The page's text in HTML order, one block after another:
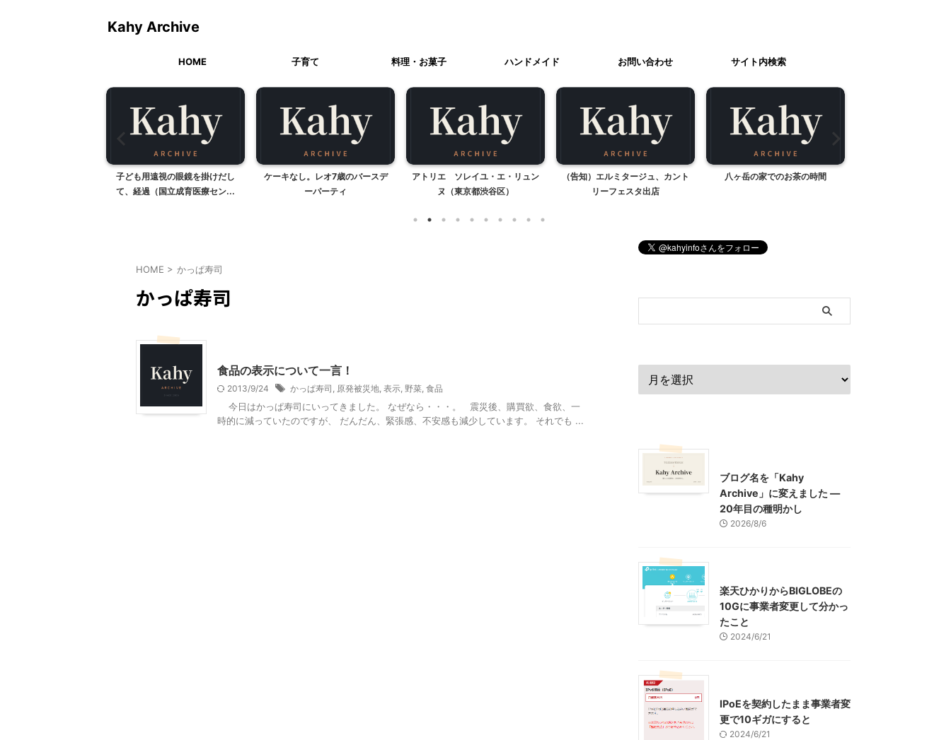
Kahy Archive
HOME 子育て 料理・お菓子 ハンドメイド お問い合わせ サイト内検索
子ども用遠視の眼鏡を掛けだし
て、経過（国立成育医療セン...
ケーキなし。レオ7歳のバースデ
ーパーティ
アトリエ ソレイユ・エ・リュン
ヌ（東京都渋谷区）
（告知）エルミタージュ、カント
リーフェスタ出店
八ヶ岳の家でのお茶の時間
HOME > かっぱ寿司
かっぱ寿司
食品の表示について一言！
2013/9/24 かっぱ寿司 原発被災地 表示 野菜 食品
今日はかっぱ寿司にいってきました。 なぜなら・・・。 震災後、購買欲、食欲、一
時的に減っていたのですが、 だんだん、緊張感、不安感も減少しています。 それでも ...
ブログ名を「Kahy
Archive」に変えました ―
20年目の種明かし
2026/8/6
楽天ひかりからBIGLOBEの
10Gに事業者変更して分かっ
たこと
2024/6/21
IPoEを契約したまま事業者変
更で10ギガにすると
2024/6/21